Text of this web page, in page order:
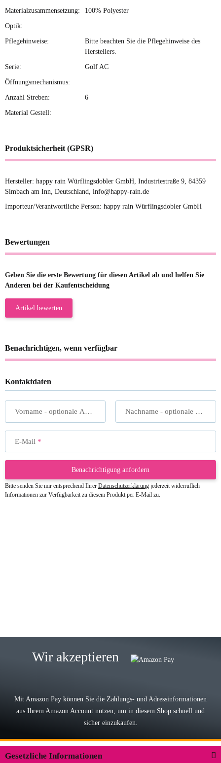
Materialzusammensetzung: 100% Polyester
Optik:
Pflegehinweise:
Bitte beachten Sie die Pflegehinweise des
Herstellers.
Serie: Golf AC
Öffnungsmechanismus:
Anzahl Streben: 6
Material Gestell:
Produktsicherheit (GPSR)
Hersteller: happy rain Würflingsdobler GmbH, Industriestraße 9, 84359
Simbach am Inn, Deutschland, info@happy-rain.de
Importeur/Verantwortliche Person: happy rain Würflingsdobler GmbH
Bewertungen
Geben Sie die erste Bewertung für diesen Artikel ab und helfen Sie
Anderen bei der Kaufentscheidung
Artikel bewerten
Benachrichtigen, wenn verfügbar
Kontaktdaten
Vorname - optionale Angabe Nachname - optionale Angabe
E-Mail
Benachrichtigung anfordern
Bitte senden Sie mir entsprechend Ihrer Datenschutzerklärung jederzeit widerruflich
Informationen zur Verfügbarkeit zu diesem Produkt per E-Mail zu.
Lieferung, man kann bedenkenlos
Der Koffer macht einen sehr soliden
Wir akzeptieren
Mit Amazon Pay können Sie die Zahlungs- und Adressinformationen
aus Ihrem Amazon Account nutzen, um in diesem Shop schnell und
sicher einzukaufen.
Gesetzliche Informationen